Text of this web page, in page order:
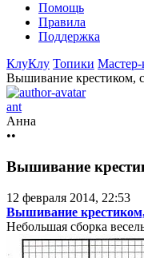
Помощь
Правила
Поддержка
КлуКлу Топики Мастер-
Вышивание крестиком,
ant
Анна
••
Вышивание
12 февраля 2014, 22:53
Вышивание
Небольшая сборка